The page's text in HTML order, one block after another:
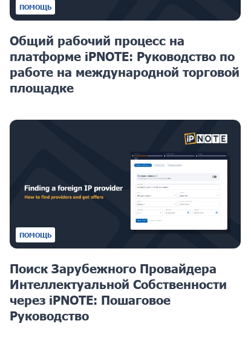
ПОМОЩЬ
Общий рабочий процесс на
платформе iPNOTE: Руководство по
работе на международной торговой
площадке
ПОМОЩЬ
Поиск Зарубежного Провайдера
Интеллектуальной Собственности
через iPNOTE: Пошаговое
Руководство